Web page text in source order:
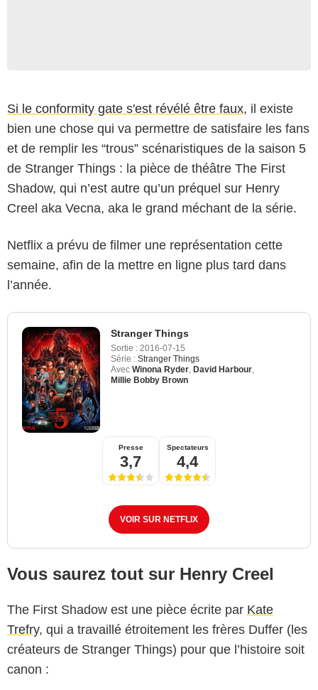
Si le conformity gate s'est révélé être faux, il existe
bien une chose qui va permettre de satisfaire les fans
et de remplir les “trous” scénaristiques de la saison 5
de Stranger Things : la pièce de théâtre The First
Shadow, qui n’est autre qu’un préquel sur Henry
Creel aka Vecna, aka le grand méchant de la série.
Netflix a prévu de filmer une représentation cette
semaine, afin de la mettre en ligne plus tard dans
l’année.
Stranger Things
Sortie : 2016-07-15
Série : Stranger Things
Avec Winona Ryder David Harbour
Millie Bobby Brown
Presse
3,7
Spectateurs
4,4
VOIR SUR NETFLIX
Vous saurez tout sur Henry Creel
The First Shadow est une pièce écrite par Kate
Trefry, qui a travaillé étroitement les frères Duffer (les
créateurs de Stranger Things) pour que l’histoire soit
canon :